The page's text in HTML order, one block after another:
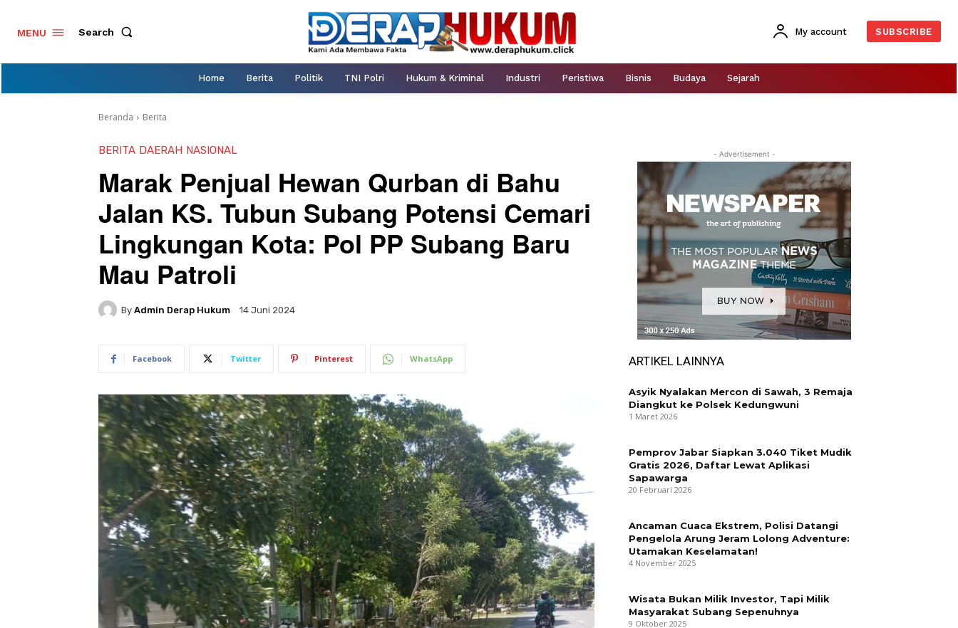
MENU Search My account SUBSCRIBE
Home Berita Politik TNI Polri Hukum & Kriminal Industri Peristiwa Bisnis Budaya Sejarah
Beranda Berita
BERITA DAERAH NASIONAL
Marak Penjual Hewan Qurban di Bahu
Jalan KS. Tubun Subang Potensi Cemari
Lingkungan Kota: Pol PP Subang Baru
Mau Patroli
By Admin Derap Hukum 14 Juni 2024
Facebook Twitter Pinterest WhatsApp
- Advertisement -
ARTIKEL LAINNYA
Asyik Nyalakan Mercon di Sawah, 3 Remaja
Diangkut ke Polsek Kedungwuni
1 Maret 2026
Pemprov Jabar Siapkan 3.040 Tiket Mudik
Gratis 2026, Daftar Lewat Aplikasi
Sapawarga
20 Februari 2026
Ancaman Cuaca Ekstrem, Polisi Datangi
Pengelola Arung Jeram Lolong Adventure:
Utamakan Keselamatan!
4 November 2025
Wisata Bukan Milik Investor, Tapi Milik
Masyarakat Subang Sepenuhnya
9 Oktober 2025